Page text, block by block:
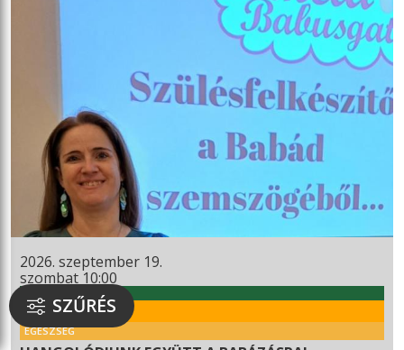
2026. szeptember 19.
szombat 10:00
WEKERLEI KULTÚRHÁZ
RENDEZVÉNY
EGÉSZSÉG
SZŰRÉS